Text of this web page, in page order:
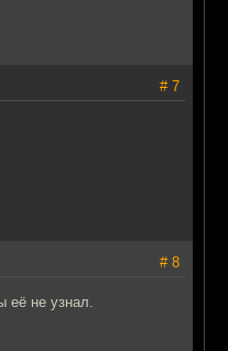
# 7
# 8
её не узнал.